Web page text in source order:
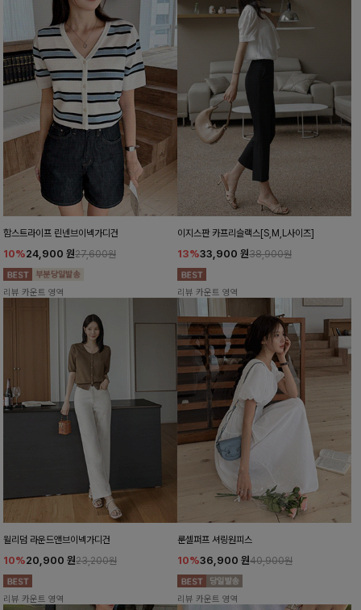
함스트라이프 린넨브이넥가디건
10%24,900 원27,600원
리뷰 카운트 영역
이지스판 카프리슬랙스[S,M,L사이즈]
13%33,900 원38,900원
리뷰 카운트 영역
윌리덤 라운드앤브이넥가디건
10%20,900 원23,200원
리뷰 카운트 영역
룬셀퍼프 셔링원피스
10%36,900 원40,900원
리뷰 카운트 영역